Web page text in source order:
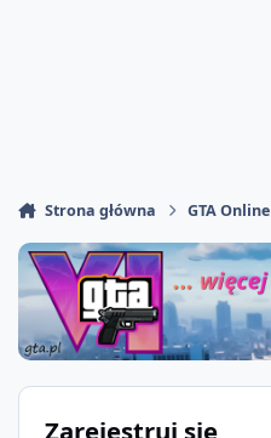
Strona główna GTA Online
Zarejestruj się